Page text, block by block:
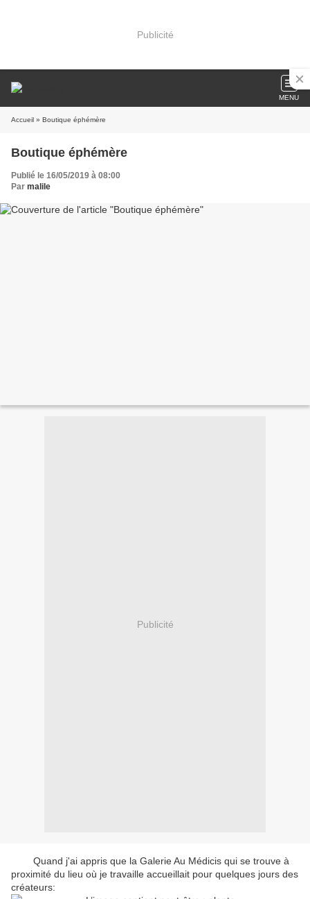
Publicité
MENU
Accueil » Boutique éphémère
Boutique éphémère
Publié le 16/05/2019 à 08:00
Par malile
Publicité
Quand j'ai appris que la Galerie Au Médicis qui se trouve à
proximité du lieu où je travaille accueillait pour quelques jours des
créateurs: